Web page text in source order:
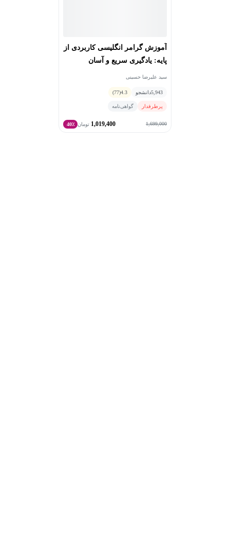
واقعی تمرکز دارند. با بهره‌گیری از روش‌های آموزشی نوین و
تجربه گسترده در حوزه سنجش و ارزیابی، ایشان به
زبان‌آموزان کمک می‌کند تا بدون حفظ‌کردن‌های طاقت‌فرسا،
مفاهیم گرامری را درک کرده، در نوشتار و مکالمه از آن‌ها
استفاده کنند و با اجرای نقش در موقعیت‌های واقعی، یادگیری
آموزش گرامر انگلیسی کاربردی از
پایه: یادگیری سریع و آسان
سید علیرضا حسینی
5,943دانشجو 4.3
(77)
پرطرفدار گواهی‌نامه
1,699,000
1,019,400 تومان 40٪